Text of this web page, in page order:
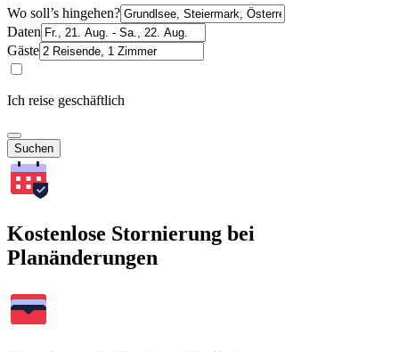
Wo soll’s hingehen?
Daten
Gäste
Ich reise geschäftlich
Suchen
Kostenlose Stornierung bei
Planänderungen